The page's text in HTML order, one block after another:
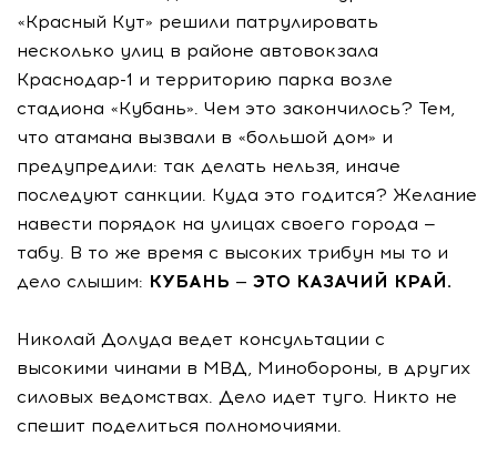
«Красный Кут» решили патрулировать
несколько улиц в районе автовокзала
Краснодар-1 и территорию парка возле
стадиона «Кубань». Чем это закончилось? Тем,
что атамана вызвали в «большой дом» и
предупредили: так делать нельзя, иначе
последуют санкции. Куда это годится? Желание
навести порядок на улицах своего города —
табу. В то же время с высоких трибун мы то и
дело слышим: КУБАНЬ — ЭТО КАЗАЧИЙ КРАЙ.
Николай Долуда ведет консультации с
высокими чинами в МВД, Минобороны, в других
силовых ведомствах. Дело идет туго. Никто не
спешит поделиться полномочиями.